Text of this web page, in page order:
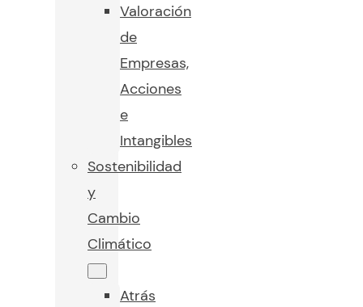
Valoración
de
Empresas,
Acciones
e
Intangibles
Sostenibilidad
y
Cambio
Climático
Atrás